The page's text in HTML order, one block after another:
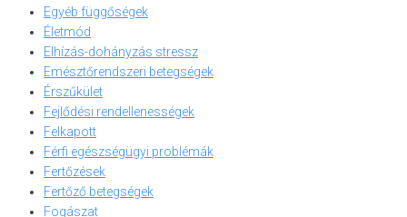
Egyéb függőségek
Életmód
Elhízás-dohányzás stressz
Emésztőrendszeri betegségek
Érszűkület
Fejlődési rendellenességek
Felkapott
Férfi egészségügyi problémák
Fertőzések
Fertőző betegségek
Fogászat